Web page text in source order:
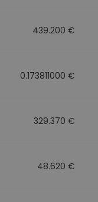
439.200 €
0.173811000 €
329.370 €
48.620 €